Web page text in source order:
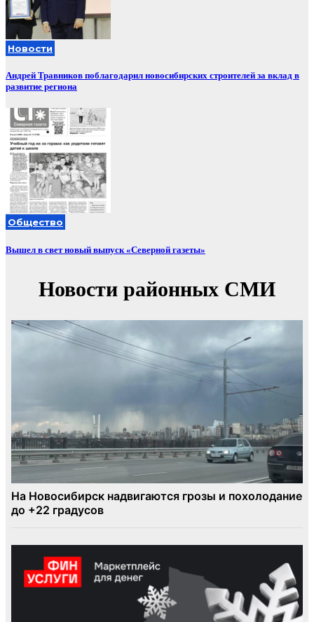
Новости
Андрей Травников поблагодарил новосибирских строителей за вклад в
развитие региона
Общество
Вышел в свет новый выпуск «Северной газеты»